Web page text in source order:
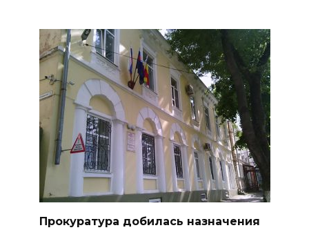
Прокуратура добилась назначения